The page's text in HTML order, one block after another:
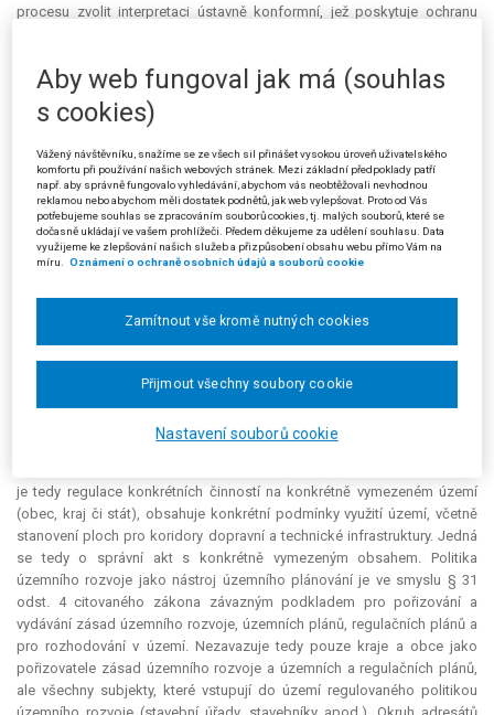
procesu zvolit interpretaci ústavně konformní, jež poskytuje ochranu
již ve fázi územního plánování, kterou není možné plně kompenzovat v
pozdějších fázích rozhodování“. Konečně Ústavní soud uvedl, že závěry
o nutnosti materiálního přístupu vyplývají i z požadavku
Aarhuské úmluvy, která je na základě rozhodnutí Rady 2005/370/ES o
uzavření Úmluvy o přístupu k informacím, účasti veřejnosti na
rozhodování a přístupu k právní ochraně v záležitostech životního
prostředí jménem Evropského společenství součástí unijního práva.
Politika územního rozvoje je ve smyslu Hlavy III. stavebního zákona z
plánování. Z hlediska předmětu regulace je velmi blízká územně
stavebního zákona z roku 2006, týkajícího se obsahu politiky územního
rozvoje, s § 36 uvedeného zákona, který se týká obsahu zásad
podmínky pro využití území, vymezuje území a plochy dopravní a
je tedy regulace konkrétních činností na konkrétně vymezeném území
(obec, kraj či stát), obsahuje konkrétní podmínky využití území, včetně
stanovení ploch pro koridory dopravní a technické infrastruktury. Jedná
se tedy o správní akt s konkrétně vymezeným obsahem. Politika
územního rozvoje jako nástroj územního plánování je ve smyslu § 31
odst. 4 citovaného zákona závazným podkladem pro pořizování a
vydávání zásad územního rozvoje, územních plánů, regulačních plánů a
pro rozhodování v území. Nezavazuje tedy pouze kraje a obce jako
pořizovatele zásad územního rozvoje a územních a regulačních plánů,
ale všechny subjekty, které vstupují do území regulovaného politikou
Aby web fungoval jak má (souhlas
s cookies)
Vážený návštěvníku, snažíme se ze všech sil přinášet vysokou úroveň uživatelského
komfortu při používání našich webových stránek. Mezi základní předpoklady patří
např. aby správně fungovalo vyhledávání, abychom vás neobtěžovali nevhodnou
reklamou nebo abychom měli dostatek podnětů, jak web vylepšovat. Proto od Vás
potřebujeme souhlas se zpracováním souborů cookies, tj. malých souborů, které se
dočasně ukládají ve vašem prohlížeči. Předem děkujeme za udělení souhlasu. Data
využijeme ke zlepšování našich služeb a přizpůsobení obsahu webu přímo Vám na
míru.
Oznámení o ochraně osobních údajů a souborů cookie
Nastavení souborů cookie
Zamítnout vše kromě nutných cookies
Přijmout všechny soubory cookie